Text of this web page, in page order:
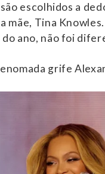
escolhidos a
mãe, Tina
do ano, não foi
grife